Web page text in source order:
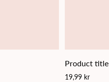
Product title
Regular
19,99 kr